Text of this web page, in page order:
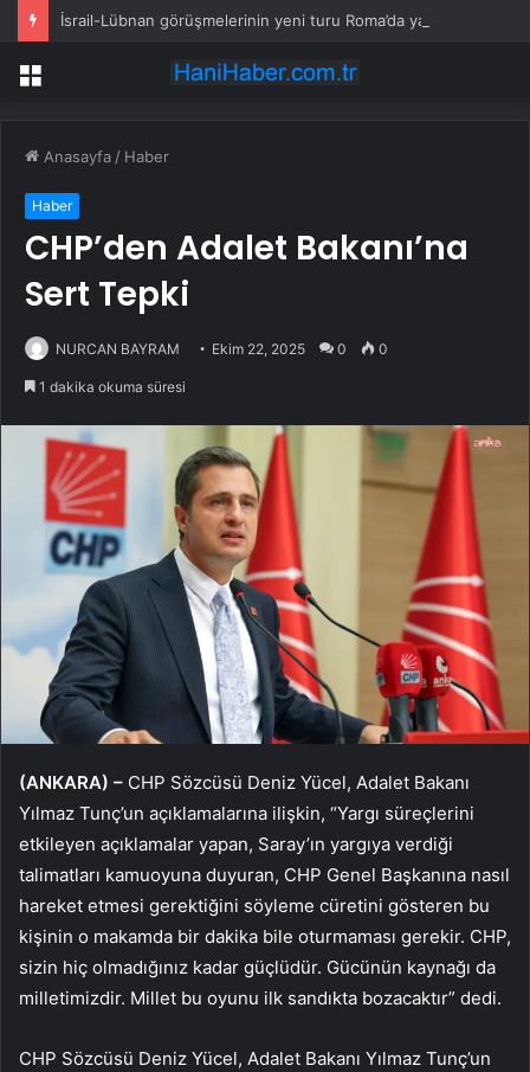
İsrail-Lübnan görüşmelerinin yeni turu Roma’da yapılacak
Menü
Anasayfa / Haber
Haber
CHP’den Adalet Bakanı’na
Sert Tepki
NURCAN BAYRAM Ekim 22, 2025 0 0
1 dakika okuma süresi
(ANKARA) – CHP Sözcüsü Deniz Yücel, Adalet Bakanı
Yılmaz Tunç’un açıklamalarına ilişkin, “Yargı süreçlerini
etkileyen açıklamalar yapan, Saray’ın yargıya verdiği
talimatları kamuoyuna duyuran, CHP Genel Başkanına nasıl
hareket etmesi gerektiğini söyleme cüretini gösteren bu
kişinin o makamda bir dakika bile oturmaması gerekir. CHP,
sizin hiç olmadığınız kadar güçlüdür. Gücünün kaynağı da
milletimizdir. Millet bu oyunu ilk sandıkta bozacaktır” dedi.
CHP Sözcüsü Deniz Yücel, Adalet Bakanı Yılmaz Tunç’un